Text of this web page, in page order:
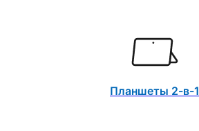
Планшеты 2-в-1